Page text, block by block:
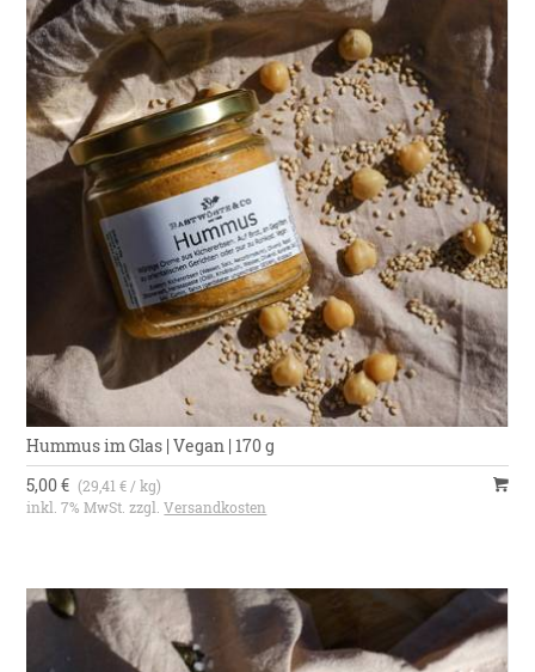
Hummus im Glas | Vegan | 170 g
5,00 € (29,41 € / kg)
inkl. 7% MwSt. zzgl.Versandkosten